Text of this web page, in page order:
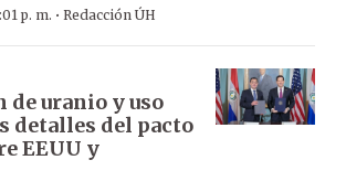
p. m. · Redacción ÚH
de uranio y uso
detalles del pacto
EEUU y